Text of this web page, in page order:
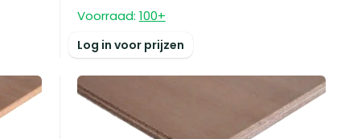
Voorraad: 100+
Log in voor prijzen